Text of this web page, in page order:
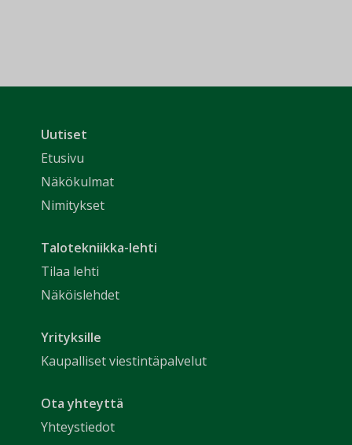
Uutiset
Etusivu
Näkökulmat
Nimitykset
Talotekniikka-lehti
Tilaa lehti
Näköislehdet
Yrityksille
Kaupalliset viestintäpalvelut
Ota yhteyttä
Yhteystiedot